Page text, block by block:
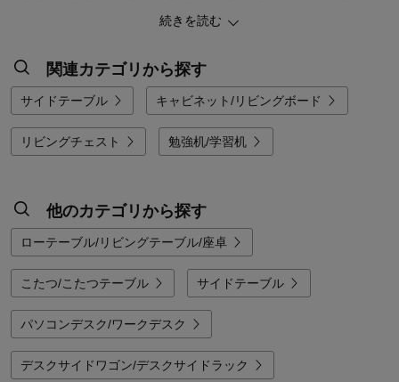
窓下の空きスペースにぴったり収まる一台を作ることができます。
最近では、家の中に作るこぢんまりとした心地よい居場所「ヌック」が注目さ
れていますが、ベルメゾンのデスクなら、大規模なリフォームをしなくても、
置くだけで手軽に新しいワークスペースや趣味のコーナーを生み出すことがで
きます。自分だけの「おこもり感」のある場所が、住まいのなかに無理なく完
成します。
「今の暮らしのなかに、心地よい居場所を」。そんな想いに寄り添う柔軟なサ
イズ展開と素材選び。ベルメゾンのデスクは、限られた空間を自分だけの特別
な場所へと変え、毎日のワークライフや趣味の時間をより快適に支えてくれま
す。
続きを読む
関連カテゴリから探す
サイドテーブル キャビネット/リビングボード
リビングチェスト 勉強机/学習机
他のカテゴリから探す
ローテーブル/リビングテーブル/座卓
こたつ/こたつテーブル サイドテーブル
パソコンデスク/ワークデスク
デスクサイドワゴン/デスクサイドラック